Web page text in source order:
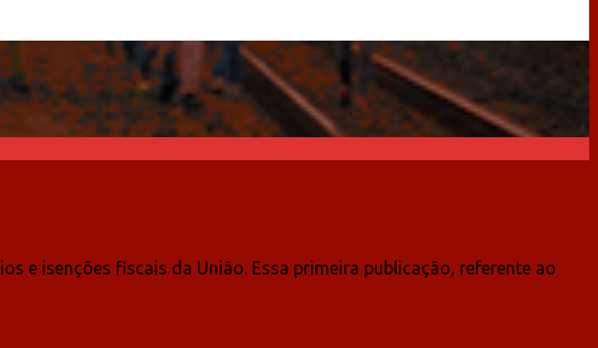
e isenções fiscais da União. Essa primeira publicação, referente ao